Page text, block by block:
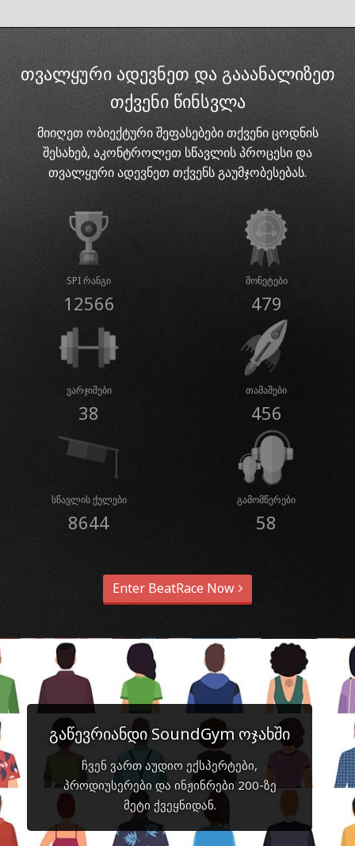
თვალყური ადევნეთ და გააანალიზეთ
თქვენი წინსვლა
მიიღეთ ობიექტური შეფასებები თქვენი ცოდნის
შესახებ, აკონტროლეთ სწავლის პროცესი და
თვალყური ადევნეთ თქვენს გაუმჯობესებას.
SPI რანგი
12566
მონეტები
479
ვარჯიშები
38
თამაშები
456
სწავლის ქულები
8644
გამომწერები
58
Enter BeatRace Now
გაწევრიანდი SoundGym ოჯახში
ჩვენ ვართ აუდიო ექსპერტები,
პროდიუსერები და ინჟინრები 200-ზე
მეტი ქვეყნიდან.